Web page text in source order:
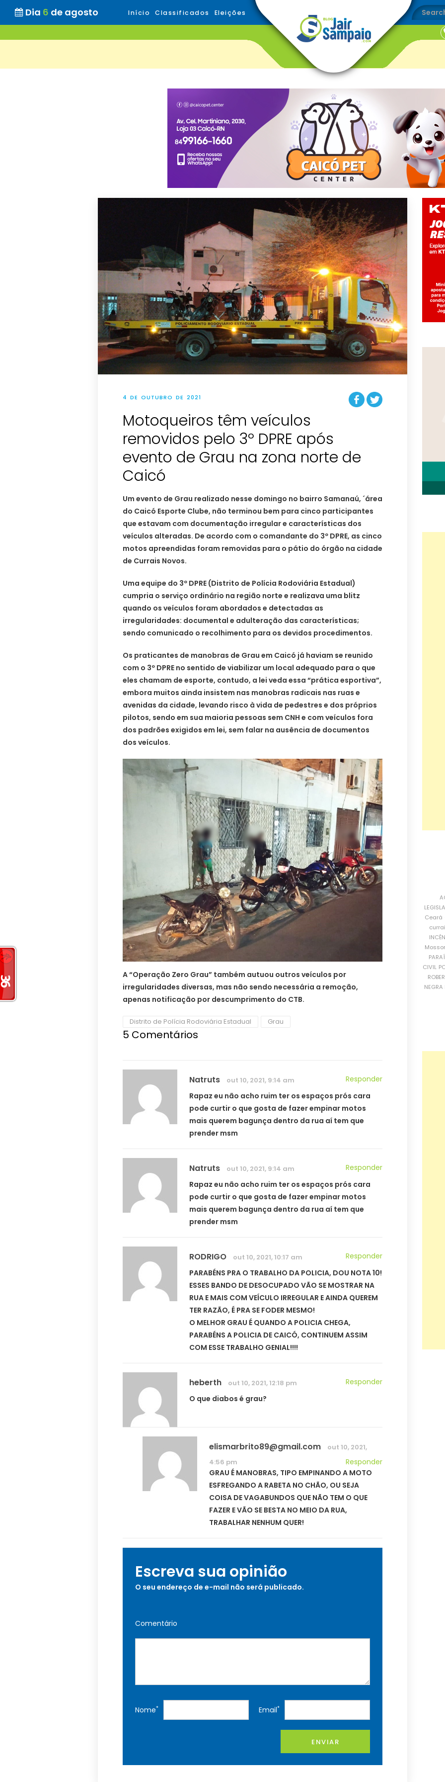
Dia 6 de agosto Início Classificados Eleições
4 DE OUTUBRO DE 2021
Motoqueiros têm veículos
removidos pelo 3º DPRE após
evento de Grau na zona norte de
Caicó
Um evento de Grau realizado nesse domingo no bairro Samanaú, ´área
do Caicó Esporte Clube, não terminou bem para cinco participantes
que estavam com documentação irregular e características dos
veículos alteradas. De acordo com o comandante do 3º DPRE, as cinco
motos apreendidas foram removidas para o pátio do órgão na cidade
de Currais Novos.
Uma equipe do 3º DPRE (Distrito de Polícia Rodoviária Estadual)
cumpria o serviço ordinário na região norte e realizava uma blitz
quando os veículos foram abordados e detectadas as
irregularidades: documental e adulteração das características;
sendo comunicado o recolhimento para os devidos procedimentos.
Os praticantes de manobras de Grau em Caicó já haviam se reunido
com o 3º DPRE no sentido de viabilizar um local adequado para o que
eles chamam de esporte, contudo, a lei veda essa “prática esportiva”,
embora muitos ainda insistem nas manobras radicais nas ruas e
avenidas da cidade, levando risco à vida de pedestres e dos próprios
pilotos, sendo em sua maioria pessoas sem CNH e com veículos fora
dos padrões exigidos em lei, sem falar na ausência de documentos
dos veículos.
A “Operação Zero Grau” também autuou outros veículos por
irregularidades diversas, mas não sendo necessária a remoção,
apenas notificação por descumprimento do CTB.
Distrito de Polícia Rodoviária Estadual Grau
5 Comentários
Natruts out 10, 2021, 9:14 am
Responder
Rapaz eu não acho ruim ter os espaços prós cara
pode curtir o que gosta de fazer empinar motos
mais querem bagunça dentro da rua aí tem que
prender msm
Natruts out 10, 2021, 9:14 am
Responder
Rapaz eu não acho ruim ter os espaços prós cara
pode curtir o que gosta de fazer empinar motos
mais querem bagunça dentro da rua aí tem que
prender msm
RODRIGO out 10, 2021, 10:17 am
Responder
PARABÉNS PRA O TRABALHO DA POLICIA, DOU NOTA 10!
ESSES BANDO DE DESOCUPADO VÃO SE MOSTRAR NA
RUA E MAIS COM VEÍCULO IRREGULAR E AINDA QUEREM
TER RAZÃO, É PRA SE FODER MESMO!
O MELHOR GRAU É QUANDO A POLICIA CHEGA,
PARABÉNS A POLICIA DE CAICÓ, CONTINUEM ASSIM
COM ESSE TRABALHO GENIAL!!!!
heberth out 10, 2021, 12:18 pm
Responder
O que diabos é grau?
elismarbrito89@gmail.com
out 10, 2021,
4:56 pm
Responder
GRAU É MANOBRAS, TIPO EMPINANDO A MOTO
ESFREGANDO A RABETA NO CHÃO, OU SEJA
COISA DE VAGABUNDOS QUE NÃO TEM O QUE
FAZER E VÃO SE BESTA NO MEIO DA RUA,
TRABALHAR NENHUM QUER!
Escreva sua opinião
O seu endereço de e-mail não será publicado.
Comentário
Nome* Email*
ENVIAR
Ceará
CIVIL
NEGRA